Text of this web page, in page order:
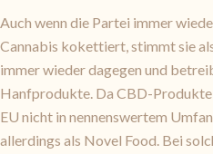
Auch wenn die Partei immer
Cannabis kokettiert, stimmt sie
immer wieder dagegen und
Hanfprodukte. Da CBD-
EU nicht in nennenswertem
allerdings als Novel Food. Bei